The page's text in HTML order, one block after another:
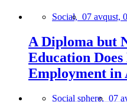
Social, 07 avqust,
A Diploma but
Education
Employment in
Social sphere, 07